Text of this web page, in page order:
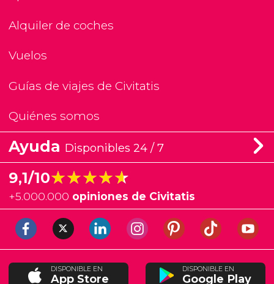
Alquiler de coches
Vuelos
Guías de viajes de Civitatis
Quiénes somos
Ayuda Disponibles 24 / 7
9,1/10★★★★★
★★★★★
+5.000.000 opiniones de Civitatis
DISPONIBLE EN
App Store
DISPONIBLE EN
Google Play